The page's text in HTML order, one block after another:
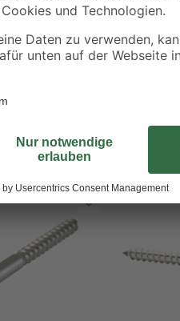
oder Maulschlüssel
Holz und Metall
rostfrei und daher